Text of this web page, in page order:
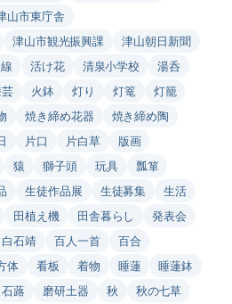
山市東庁舎
津山市観光振興課
津山朝日新聞
活け花 清泉小学校
湯呑
火鉢 灯り 灯篭
灯籠
焼き締め花器
焼き締め陶
片口 片白草
版画
猿 獅子頭 玩具
瓢箪
生徒作品展 生徒募集
生活
田植え機 田舎暮らし
発表会
白石靖 百人一首
百合
体 看板 着物 睡蓮
睡蓮鉢
石蕗 磨研土器 秋
秋の七草